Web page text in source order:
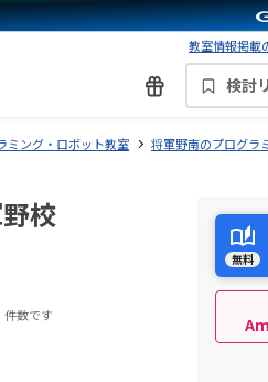
教室情報掲載
検討
ミング・ロボット教室
将軍野南のプログラ
校
数です
無料